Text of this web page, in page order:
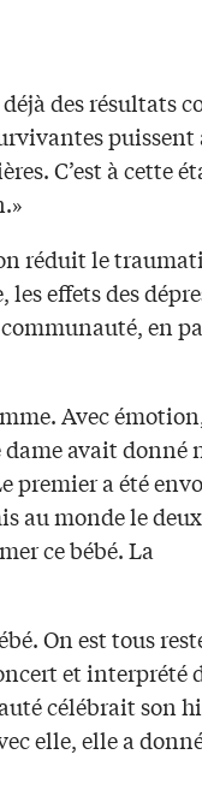
des résultats
C’est à cette
réduit le
effets des
en
Avec
dame avait donné
premier a été
au monde le
ce bébé. La
On est tous
et interprété
célébrait son
elle, elle a